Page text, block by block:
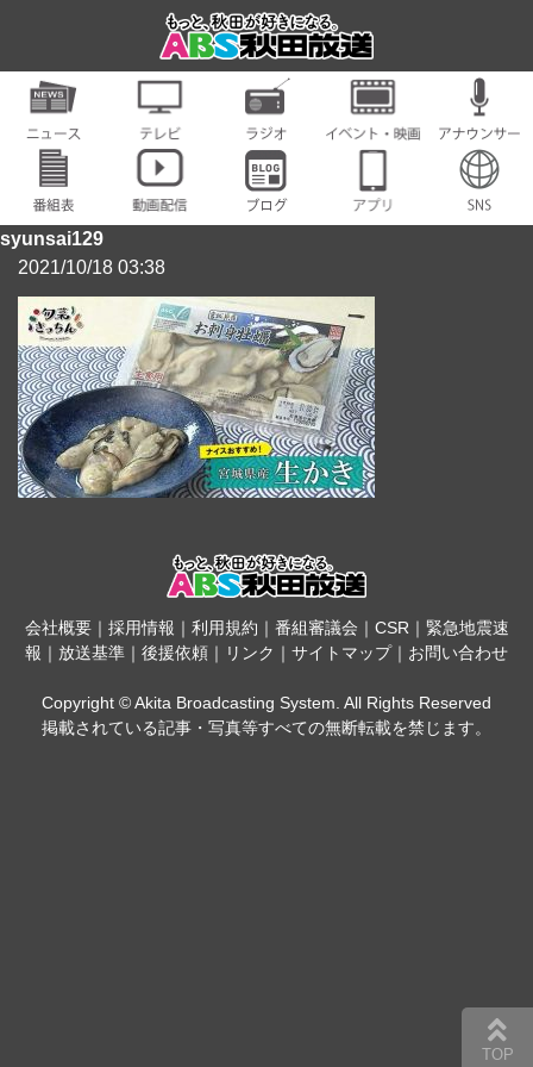
syunsai129
2021/10/18 03:38
会社概要｜ 採用情報 ｜ 利用規約 ｜ 番組審議会 ｜ CSR｜ 緊急地震速
報 ｜ 放送基準 ｜ 後援依頼 ｜ リンク ｜ サイトマップ｜ お問い合わせ
Copyright © Akita Broadcasting System. All Rights Reserved
掲載されている記事・写真等すべての無断転載を禁じます。